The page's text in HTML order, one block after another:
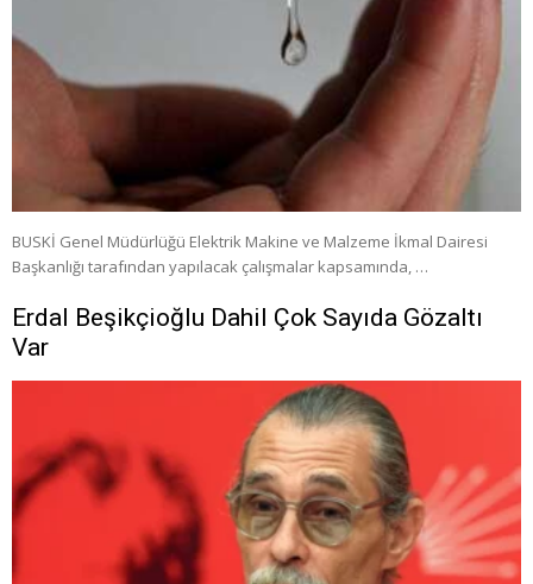
BUSKİ Genel Müdürlüğü Elektrik Makine ve Malzeme İkmal Dairesi
Başkanlığı tarafından yapılacak çalışmalar kapsamında, …
Erdal Beşikçioğlu Dahil Çok Sayıda Gözaltı
Var